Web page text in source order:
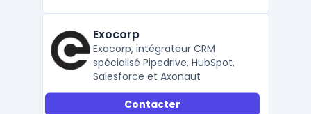
Exocorp
Exocorp, intégrateur CRM
spécialisé Pipedrive, HubSpot,
Salesforce et Axonaut
Contacter